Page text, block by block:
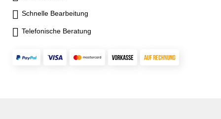
Schnelle Bearbeitung
Telefonische Beratung